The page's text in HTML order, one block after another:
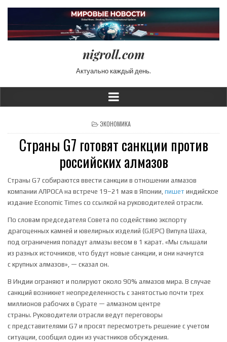
nigroll.com
Актуально каждый день.
POSTED IN
ЭКОНОМИКА
Страны G7 готовят санкции против
российских алмазов
Страны G7 собираются ввести санкции в отношении алмазов
компании АЛРОСА на встрече 19–21 мая в Японии, пишет индийское
издание Economic Times со ссылкой на руководителей отрасли.
По словам председателя Совета по содействию экспорту
драгоценных камней и ювелирных изделий (GJEPC) Випула Шаха,
под ограничения попадут алмазы весом в 1 карат. «Мы слышали
из разных источников, что будут новые санкции, и они начнутся
с крупных алмазов», — сказал он.
В Индии ограняют и полируют около 90% алмазов мира. В случае
санкций возникнет неопределенность с занятостью почти трех
миллионов рабочих в Сурате — алмазном центре
страны. Руководители отрасли ведут переговоры
с представителями G7 и просят пересмотреть решение с учетом
ситуации, сообщил один из участников обсуждения.